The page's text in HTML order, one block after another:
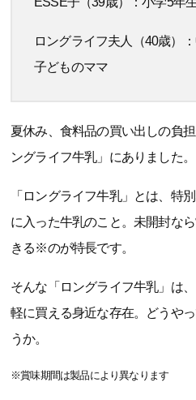
ロングライフ夫人（40歳）
子どものママ
夏休み、食料品の買い出しの負
ングライフ牛乳」にありました。
「ロングライフ牛乳」とは、特
に入った牛乳のこと。未開封な
きる※のが特長です。
そんな「ロングライフ牛乳」は
軽に買える身近な存在。どうや
うか。
※賞味期間は製品により異なります